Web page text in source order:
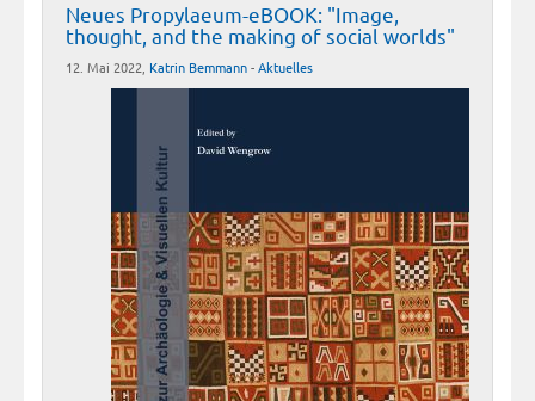
Neues Propylaeum-eBOOK: "Image,
thought, and the making of social worlds"
12. Mai 2022, Katrin Bemmann-Aktuelles